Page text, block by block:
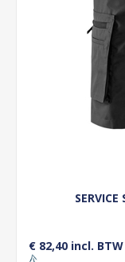
€ 82,40 incl. BTW